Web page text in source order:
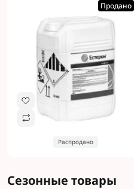
Продано
Распродано
Сезонные товары